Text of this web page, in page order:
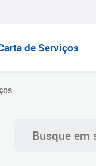
de Serviços